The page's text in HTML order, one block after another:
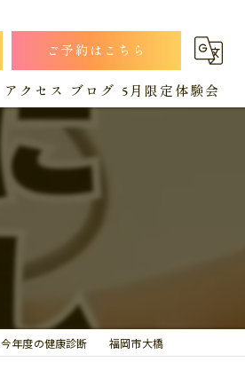
ご予約はこちら
アクセス
漫画特集
ブログ 5月限定体験会
今年度の健康診断 福岡市大橋